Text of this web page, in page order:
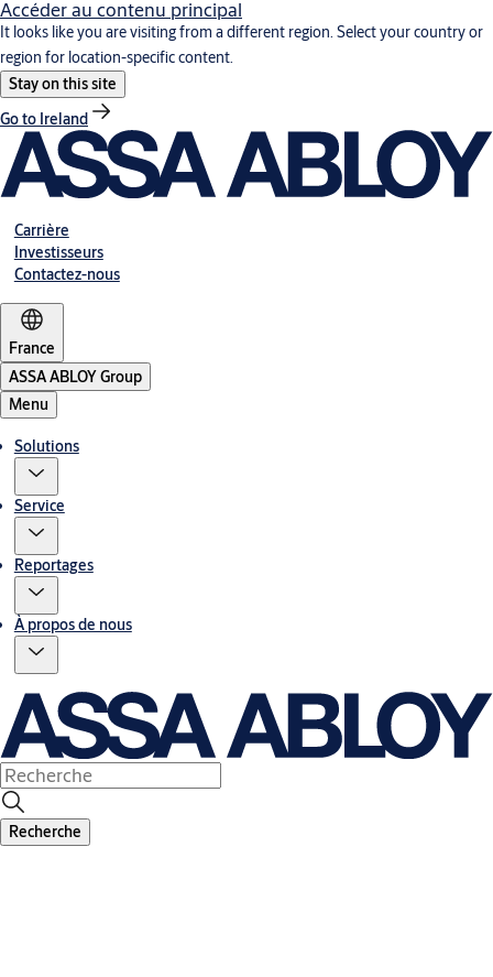
Accéder au contenu principal
It looks like you are visiting from a different region. Select your country or
region for location-specific content.
Stay on this site
Go to Ireland
Carrière
Investisseurs
Contactez-nous
France
ASSA ABLOY Group
Menu
Solutions
Service
Reportages
À propos de nous
Recherche